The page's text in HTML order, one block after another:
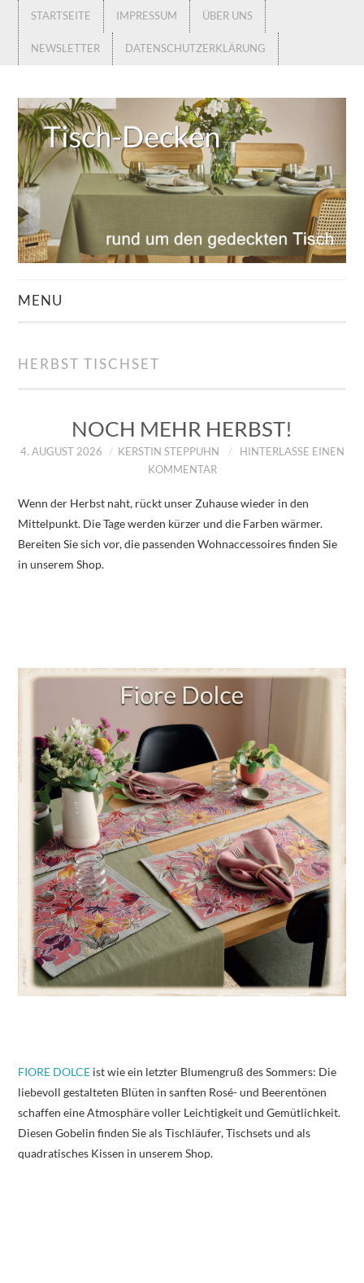
STARTSEITE IMPRESSUM ÜBER UNS
NEWSLETTER DATENSCHUTZERKLÄRUNG
MENU
ÜBER UNS
DATENSCHUTZERKLÄRUNG
HERBST TISCHSET
NOCH MEHR HERBST!
4. AUGUST 2026 KERSTIN STEPPUHN
HINTERLASSE EINEN
KOMMENTAR
Wenn der Herbst naht, rückt unser Zuhause wieder in den
Mittelpunkt. Die Tage werden kürzer und die Farben wärmer.
Bereiten Sie sich vor, die passenden Wohnaccessoires finden Sie
in unserem Shop.
FIORE DOLCE ist wie ein letzter Blumengruß des Sommers: Die
liebevoll gestalteten Blüten in sanften Rosé- und Beerentönen
schaffen eine Atmosphäre voller Leichtigkeit und Gemütlichkeit.
Diesen Gobelin finden Sie als Tischläufer, Tischsets und als
quadratisches Kissen in unserem Shop.